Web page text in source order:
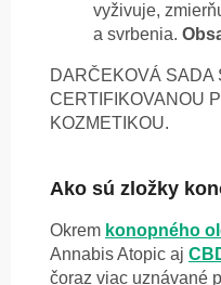
vyživuje,
a svrbenia.
DARČEKOVÁ SADA
CERTIFIKOVANOU
KOZMETIKOU.
Ako sú zložky
Okrem konopného
Annabis Atopic aj
čoraz viac uznávané